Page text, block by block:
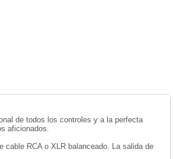
de todos los controles y a la perfecta
aficionados.
RCA o XLR balanceado. La salida de